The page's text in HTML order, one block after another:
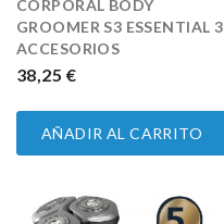
CORPORAL BODY
GROOMER S3 ESSENTIAL 3
ACCESORIOS
PRECIO
38,25 €
AÑADIR AL CARRITO